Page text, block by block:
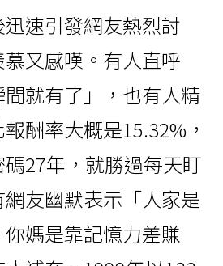
速引發網友熱烈討
又感嘆。有人直呼
間就有了」，也有人精
酬率大概是15.32%，
27年，就勝過每天盯
友幽默表示「人家是
媽是靠記憶力差賺